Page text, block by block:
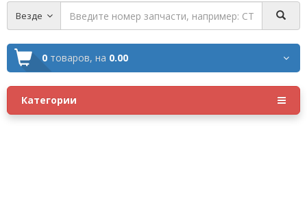
Везде
0 товаров, на 0.00
Категории